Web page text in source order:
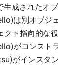
生成されたオ
は別オブジ
クト指向的な
がコンスト
がインスタ